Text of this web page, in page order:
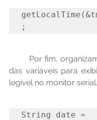
;
das variáveis para
legível no monitor serial.
String date =